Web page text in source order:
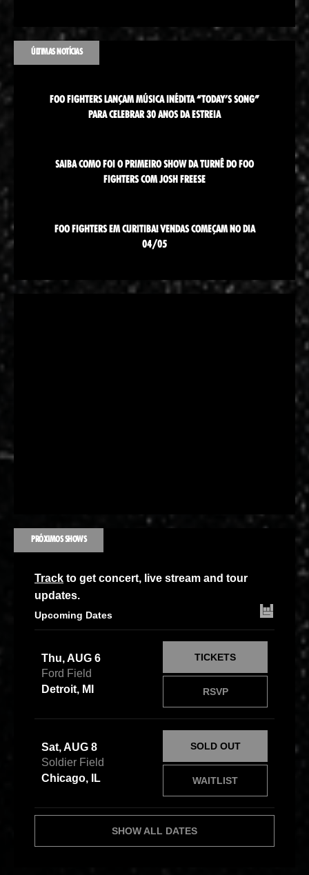
ÚLTIMAS NOTÍCIAS
FOO FIGHTERS LANÇAM MÚSICA INÉDITA “TODAY’S SONG”
PARA CELEBRAR 30 ANOS DA ESTREIA
SAIBA COMO FOI O PRIMEIRO SHOW DA TURNÊ DO FOO
FIGHTERS COM JOSH FREESE
FOO FIGHTERS EM CURITIBA! VENDAS COMEÇAM NO DIA
04/05
PRÓXIMOS SHOWS
Track to get concert, live stream and tour
updates.
Upcoming Dates
Thu, AUG 6
Ford Field
Detroit, MI
RSVP
TICKETS
Sat, AUG 8
Soldier Field
Chicago, IL
WAITLIST
SOLD OUT
SHOW ALL DATES